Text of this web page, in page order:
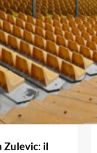
Zulevic: il